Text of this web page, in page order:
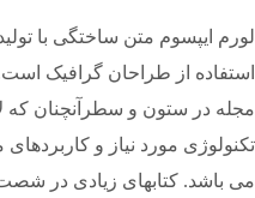
لورم ایپسوم متن ساختگی با
استفاده از طراحان گرافیک
مجله در ستون و سطرآنچنان که
تکنولوژی مورد نیاز و کاربردهای
می باشد. کتابهای زیادی در